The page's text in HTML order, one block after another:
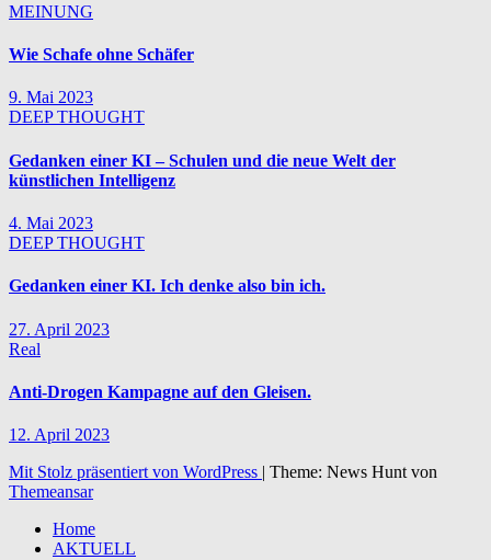
MEINUNG
Wie Schafe ohne Schäfer
9. Mai 2023
DEEP THOUGHT
Gedanken einer KI – Schulen und die neue Welt der
künstlichen Intelligenz
4. Mai 2023
DEEP THOUGHT
Gedanken einer KI. Ich denke also bin ich.
27. April 2023
Real
Anti-Drogen Kampagne auf den Gleisen.
12. April 2023
Mit Stolz präsentiert von WordPress | Theme: News Hunt von
Themeansar
Home
AKTUELL